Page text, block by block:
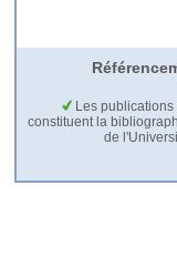
Les publications
constituent la
de